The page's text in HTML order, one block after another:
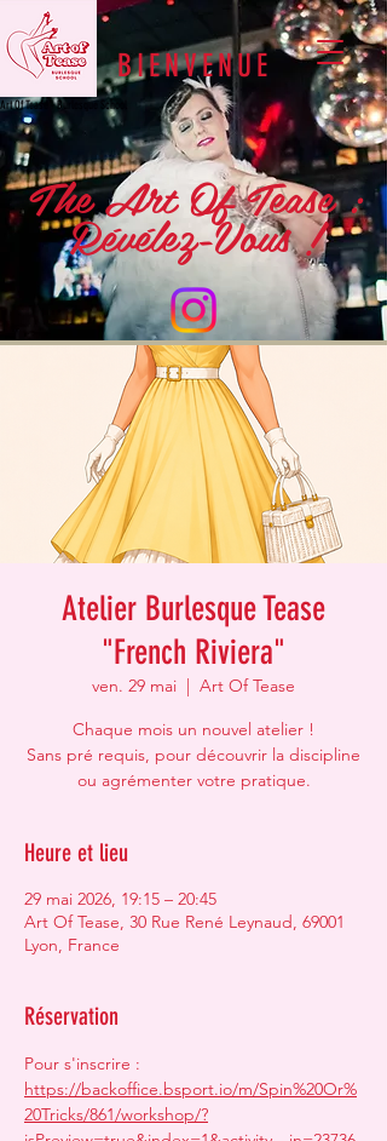
BIENVENUE
Art Of Tease - Burlesque School
The Art Of Tease :
Révélez-Vous !
Atelier Burlesque Tease
"French Riviera"
ven. 29 mai
  |
Art Of Tease
Chaque mois un nouvel atelier !
Sans pré requis, pour découvrir la discipline
ou agrémenter votre pratique.
Heure et lieu
29 mai 2026, 19:15 – 20:45
Art Of Tease, 30 Rue René Leynaud, 69001
Lyon, France
Réservation
Pour s'inscrire :
https://backoffice.bsport.io/m/Spin%20Or%
20Tricks/861/workshop/?